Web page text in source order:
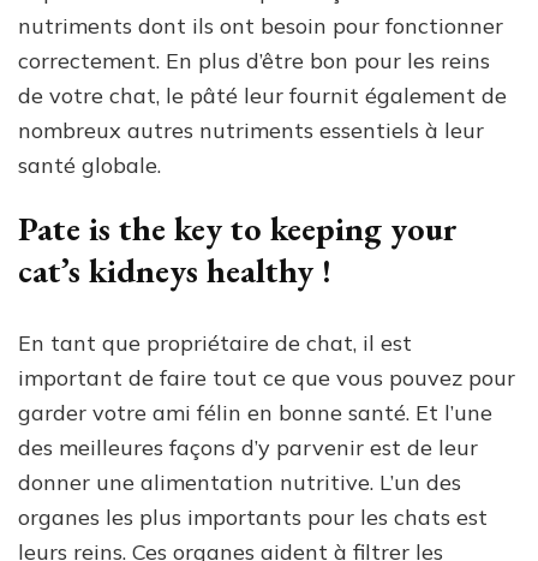
nutriments dont ils ont besoin pour fonctionner
correctement. En plus d’être bon pour les reins
de votre chat, le pâté leur fournit également de
nombreux autres nutriments essentiels à leur
santé globale.
Pate is the key to keeping your
cat’s kidneys healthy !
En tant que propriétaire de chat, il est
important de faire tout ce que vous pouvez pour
garder votre ami félin en bonne santé. Et l’une
des meilleures façons d’y parvenir est de leur
donner une alimentation nutritive. L’un des
organes les plus importants pour les chats est
leurs reins. Ces organes aident à filtrer les